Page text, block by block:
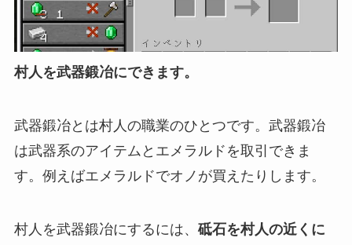
村人を武器鍛冶にできます。
武器鍛冶とは村人の職業のひとつです。武器鍛冶
は武器系のアイテムとエメラルドを取引できま
す。例えばエメラルドでオノが買えたりします。
村人を武器鍛冶にするには、 砥石を村人の近くに